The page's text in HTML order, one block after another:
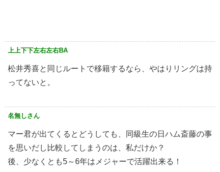
上上下下左右左右BA
松井秀喜と同じルートで移籍するなら、やはりリングは持
ってないと。
名無しさん
マー君が出てくるとどうしても、同級生の日ハム斎藤の事
を思いだし比較してしまうのは、私だけか？
後、少なくとも5～6年はメジャーで活躍出来る！